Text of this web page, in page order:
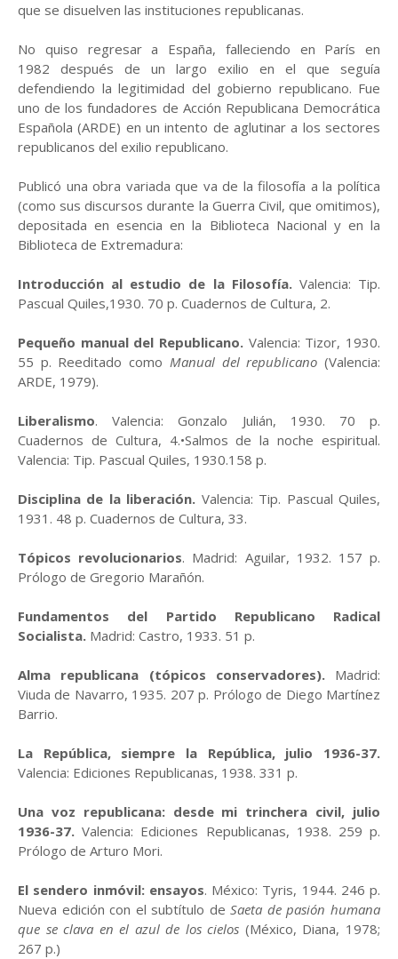
que se disuelven las instituciones republicanas.
No quiso regresar a España, falleciendo en París en
1982 después de un largo exilio en el que seguía
defendiendo la legitimidad del gobierno republicano. Fue
uno de los fundadores de Acción Republicana Democrática
Española (ARDE) en un intento de aglutinar a los sectores
republicanos del exilio republicano.
Publicó una obra variada que va de la filosofía a la política
(como sus discursos durante la Guerra Civil, que omitimos),
depositada en esencia en la Biblioteca Nacional y en la
Biblioteca de Extremadura:
Introducción al estudio de la Filosofía.Valencia: Tip.
Pascual Quiles,1930. 70 p. Cuadernos de Cultura, 2.
Pequeño manual del Republicano. Valencia: Tizor, 1930.
55 p. Reeditado como Manual del republicano (Valencia:
ARDE, 1979).
Liberalismo. Valencia: Gonzalo Julián, 1930. 70 p.
Cuadernos de Cultura, 4.•Salmos de la noche espiritual.
Valencia: Tip. Pascual Quiles, 1930.158 p.
Disciplina de la liberación. Valencia: Tip. Pascual Quiles,
1931. 48 p. Cuadernos de Cultura, 33.
Tópicos revolucionarios. Madrid: Aguilar, 1932. 157 p.
Prólogo de Gregorio Marañón.
Fundamentos del Partido Republicano Radical
Socialista. Madrid: Castro, 1933. 51 p.
Alma republicana (tópicos conservadores).Madrid:
Viuda de Navarro, 1935. 207 p. Prólogo de Diego Martínez
Barrio.
La República, siempre la República, julio 1936-37.
Valencia: Ediciones Republicanas, 1938. 331 p.
Una voz republicana: desde mi trinchera civil, julio
1936-37. Valencia: Ediciones Republicanas, 1938. 259 p.
Prólogo de Arturo Mori.
El sendero inmóvil: ensayos. México: Tyris, 1944. 246 p.
Nueva edición con el subtítulo deSaeta de pasión humana
que se clava en el azul de los cielos (México, Diana, 1978;
267 p.)